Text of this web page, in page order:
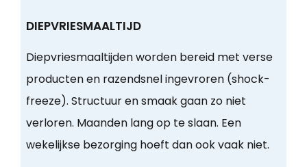
DIEPVRIESMAALTIJD
Diepvriesmaaltijden worden bereid met verse
producten en razendsnel ingevroren (shock-
freeze). Structuur en smaak gaan zo niet
verloren. Maanden lang op te slaan. Een
wekelijkse bezorging hoeft dan ook vaak niet.